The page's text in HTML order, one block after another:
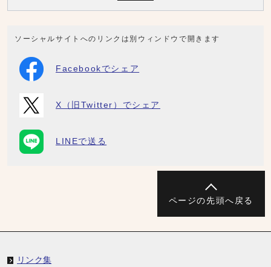
ソーシャルサイトへのリンクは別ウィンドウで開きます
Facebookでシェア
X（旧Twitter）でシェア
LINEで送る
ページの先頭へ戻る
リンク集